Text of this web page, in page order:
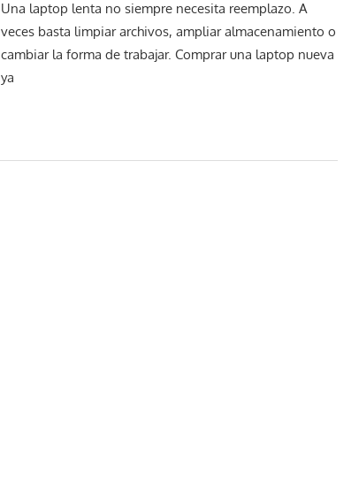
Una laptop lenta no siempre necesita reemplazo. A
veces basta limpiar archivos, ampliar almacenamiento o
cambiar la forma de trabajar. Comprar una laptop nueva
ya